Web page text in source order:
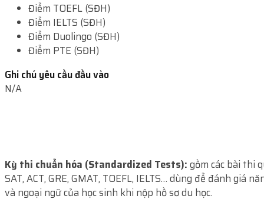
Kỳ thi chuẩn hóa (Standardized Tests): gồm các bài thi
SAT, ACT, GRE, GMAT, TOEFL, IELTS… dùng để đánh giá
và ngoại ngữ của học sinh khi nộp hồ sơ du học.
Điểm TOEFL (SĐH)
Điểm IELTS (SĐH)
Điểm Duolingo (SĐH)
Điểm PTE (SĐH)
Ghi chú yêu cầu đầu vào
N/A